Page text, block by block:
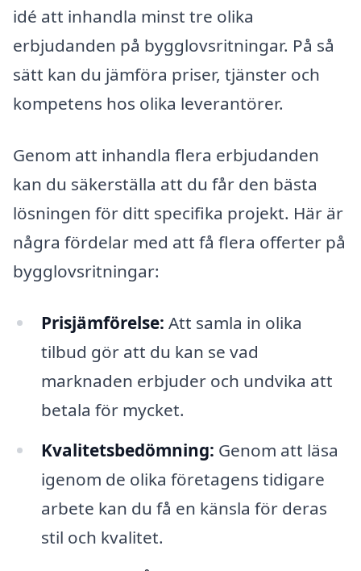
idé att inhandla minst tre olika
erbjudanden på bygglovsritningar. På så
sätt kan du jämföra priser, tjänster och
kompetens hos olika leverantörer.
Genom att inhandla flera erbjudanden
kan du säkerställa att du får den bästa
lösningen för ditt specifika projekt. Här är
några fördelar med att få flera offerter på
bygglovsritningar:
Prisjämförelse: Att samla in olika
tilbud gör att du kan se vad
marknaden erbjuder och undvika att
betala för mycket.
Kvalitetsbedömning: Genom att läsa
igenom de olika företagens tidigare
arbete kan du få en känsla för deras
stil och kvalitet.